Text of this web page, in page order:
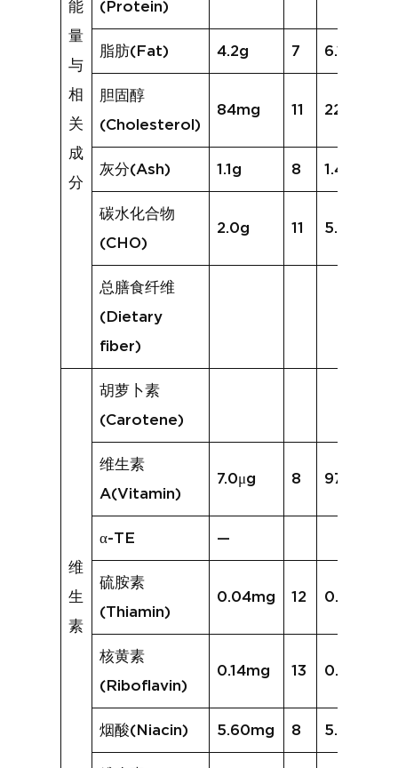
能
量
与
相
关
成
分
(Protein)
脂肪(Fat) 4.2g 7 6.1g
胆固醇
(Cholesterol)
84mg 11 224mg
灰分(Ash) 1.1g 8 1.4g
碳水化合物
(CHO)
2.0g 11 5.2g
总膳食纤维
(Dietary
fiber)
维
生
素
胡萝卜素
(Carotene)
维生素
A(Vitamin)
7.0μg 8 975.4μg
α-TE —
硫胺素
(Thiamin)
0.04mg 12 0.08mg
核黄素
(Riboflavin)
0.14mg 13 0.25mg
烟酸(Niacin) 5.60mg 8 5.01mg